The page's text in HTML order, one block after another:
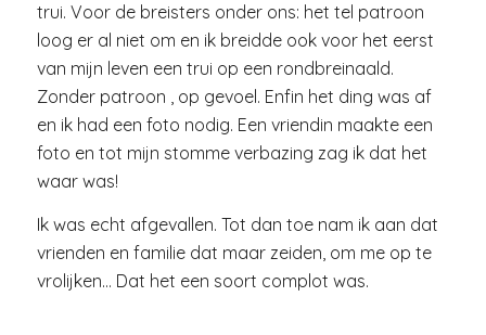
trui. Voor de breisters onder ons: het tel patroon
loog er al niet om en ik breidde ook voor het eerst
van mijn leven een trui op een rondbreinaald.
Zonder patroon , op gevoel. Enfin het ding was af
en ik had een foto nodig. Een vriendin maakte een
foto en tot mijn stomme verbazing zag ik dat het
waar was!
Ik was echt afgevallen. Tot dan toe nam ik aan dat
vrienden en familie dat maar zeiden, om me op te
vrolijken… Dat het een soort complot was.